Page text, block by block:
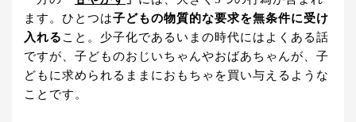
ます。ひとつは子どもの物質的な要求を無条件に受け
入れる こと。少子化であるいまの時代にはよくある話
ですが、子どものおじいちゃんやおばあちゃんが、子
どもに求められるままにおもちゃを買い与えるような
ことです。